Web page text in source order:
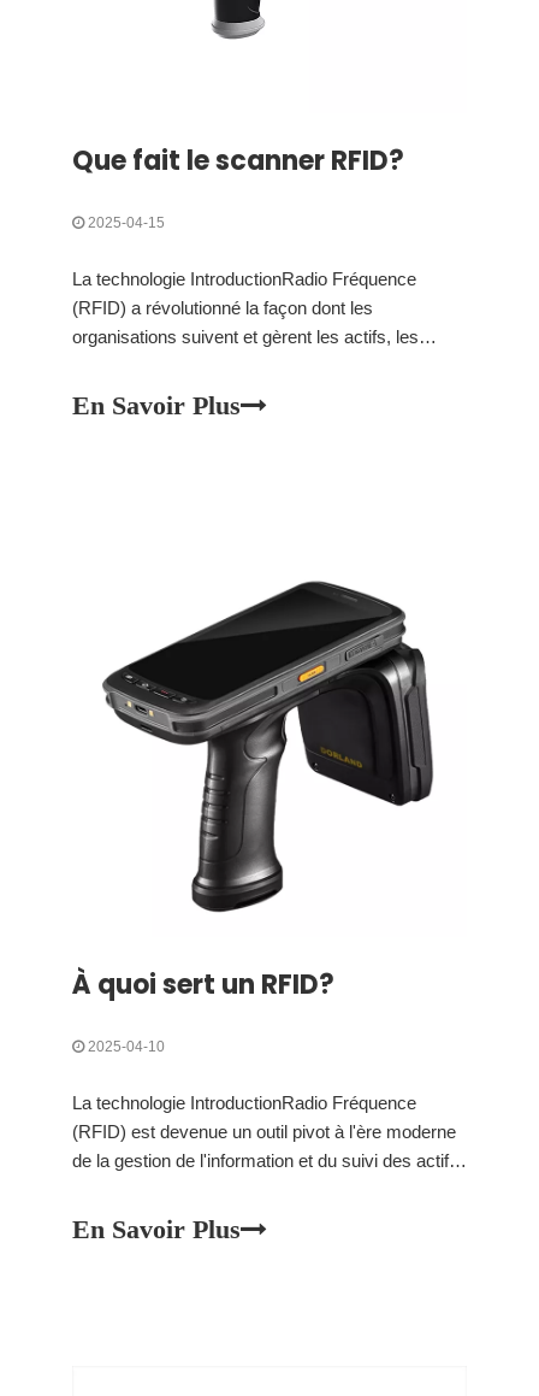
Que fait le scanner RFID?
2025-04-15
La technologie IntroductionRadio Fréquence
(RFID) a révolutionné la façon dont les
organisations suivent et gèrent les actifs, les
composant intégral de cette technologie, sert de
En Savoir Plus
À quoi sert un RFID?
2025-04-10
La technologie IntroductionRadio Fréquence
(RFID) est devenue un outil pivot à l'ère moderne
de la gestion de l'information et du suivi des actifs.
électromagnétiques pour identifier et suivre
En Savoir Plus